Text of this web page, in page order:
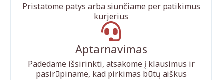
Pristatome patys arba siunčiame per patikimus
kurjerius
Aptarnavimas
Padedame išsirinkti, atsakome į klausimus ir
pasirūpiname, kad pirkimas būtų aiškus